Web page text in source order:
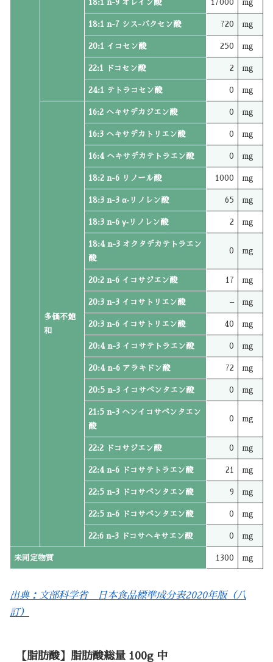
18:1 n-9 オレイン酸 17000 mg
18:1 n-7 シス-バクセン酸 720 mg
20:1 イコセン酸 250 mg
22:1 ドコセン酸 2 mg
24:1 テトラコセン酸 0 mg
多価不飽
和
16:2 ヘキサデカジエン酸 0 mg
16:3 ヘキサデカトリエン酸 0 mg
16:4 ヘキサデカテトラエン酸 0 mg
18:2 n-6 リノール酸 1000 mg
18:3 n-3 α‐リノレン酸 65 mg
18:3 n-6 γ‐リノレン酸 2 mg
18:4 n-3 オクタデカテトラエン
酸
0 mg
20:2 n-6 イコサジエン酸 17 mg
20:3 n-3 イコサトリエン酸 – mg
20:3 n-6 イコサトリエン酸 40 mg
20:4 n-3 イコサテトラエン酸 0 mg
20:4 n-6 アラキドン酸 72 mg
20:5 n-3 イコサペンタエン酸 0 mg
21:5 n-3 ヘンイコサペンタエン
酸
0 mg
22:2 ドコサジエン酸 0 mg
22:4 n-6 ドコサテトラエン酸 21 mg
22:5 n-3 ドコサペンタエン酸 9 mg
22:5 n-6 ドコサペンタエン酸 0 mg
22:6 n-3 ドコサヘキサエン酸 0 mg
未同定物質 1300 mg
出典：文部科学省 日本食品標準成分表2020年版（八
訂）
【脂肪酸】脂肪酸総量 100g 中